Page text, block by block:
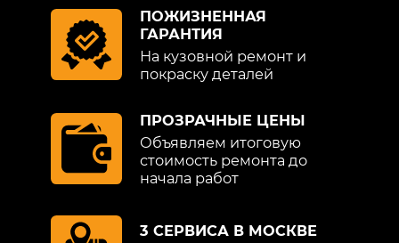
ПОЖИЗНЕННАЯ
ГАРАНТИЯ
На кузовной ремонт и
покраску деталей
ПРОЗРАЧНЫЕ ЦЕНЫ
Объявляем итоговую
стоимость ремонта до
начала работ
3 СЕРВИСА В МОСКВЕ